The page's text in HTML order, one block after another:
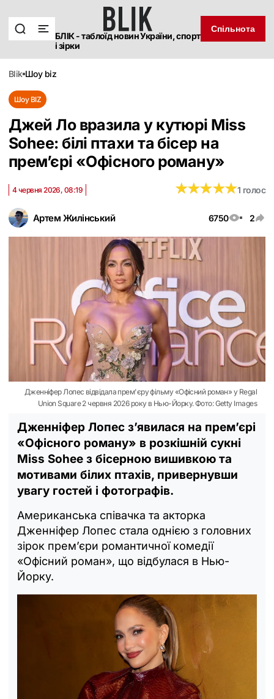
БЛІК - таблоїд новин України, спорт
і зірки
Спільнота
blik шоу biz
Шоу BIZ
Джей Ло вразила у кутюрі Miss
Sohee: білі птахи та бісер на
прем’єрі «Офісного роману»
Артем Жилінський 6750 2
4 червня 2026, 08:19 ★★★★★
★★★★★1 голос
Дженніфер Лопес відвідала прем'єру фільму «Офісний роман» у Regal
Union Square 2 червня 2026 року в Нью-Йорку. Фото: Getty Images
Дженніфер Лопес з’явилася на прем’єрі
«Офісного роману» в розкішній сукні
Miss Sohee з бісерною вишивкою та
мотивами білих птахів, привернувши
увагу гостей і фотографів.
Американська співачка та акторка
Дженніфер Лопес стала однією з головних
зірок прем’єри романтичної комедії
«Офісний роман», що відбулася в Нью-
Йорку.